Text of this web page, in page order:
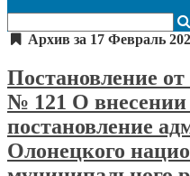
Архив за 17 Февраль
Постановление от
№ 121 О внесении
постановление
Олонецкого